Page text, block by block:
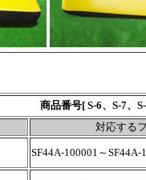
商品番号[ S-6、S-7
対応する
SF44A-100001～SF44A-